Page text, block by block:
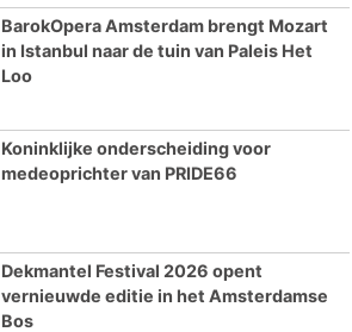
BarokOpera Amsterdam brengt Mozart
in Istanbul naar de tuin van Paleis Het
Loo
Koninklijke onderscheiding voor
medeoprichter van PRIDE66
Dekmantel Festival 2026 opent
vernieuwde editie in het Amsterdamse
Bos